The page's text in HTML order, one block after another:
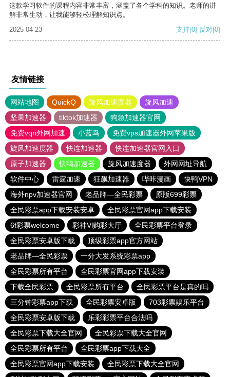
这款学习软件的课程内容非常丰富，涵盖了各个学科的知识。老师的讲
解非常生动，让我能够轻松理解知识点。
2025-04-23
支持[0] 反对[0]
友情链接
网站地图 QuickQ 旋风加速度器
旋风加速
坚果加速器
tiktok加速器
狗急加速器官网
免费vqn外网加速
小蓝鸟
免费vps加速器外网苹果版
旋风加速度器
快连加速器
快连加速器官网入口
原子加速器
快鸭加速器 旋风加速度器
外网网址导航
软件中心
雷霆加速 狂飙加速器 哔咔漫画
快鸭VPN
海外npv加速器官网
老品牌—全民彩票
原版699彩票
全民彩票app下载安装安卓
全民彩票官网app下载安装
6f彩票welcome
彩神Vl购彩大厅
全民彩票平台登录
全民彩票安卓版下载
顶级彩票app官方网站
老品牌—全民彩票
一分大发系统彩票app
全民彩票所有平台
全民彩票官网app下载安装
下载全民彩票
全民彩票所有平台
全民彩票平台是真的吗
三分钟彩票app下载
全民彩票安卓版
703彩票娱乐平台
全民彩票安卓版下载
乐彩彩票平台合法吗
全民彩票下载大全官网
全民彩票下载大全官网
全民彩票所有平台
全民彩票app下载大全
全民彩票官网app下载安装
全民彩票下载大全官网